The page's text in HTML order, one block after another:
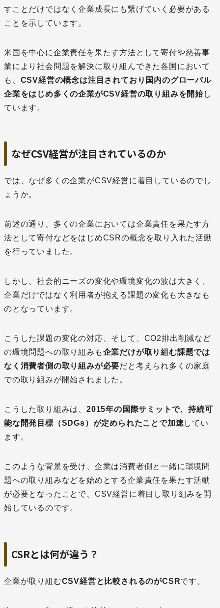
すことだけではなく企業成長にも繋げていく必要がある
ことを示しています。
米国を中心に企業責任を果たす方法として寄付や慈善事
業により社会問題を解決に取り組んできた各国において
も、 CSV経営の概念は注目されており国内のグローバル
企業をはじめ多くの企業がCSV経営の取り組みを開始し
ています。
なぜCSV経営が注目されているのか
では、なぜ多くの企業がCSV経営に着目しているのでし
ょうか。
前述の通り、多くの企業においては企業責任を果たす方
法として寄付などをはじめCSRの概念を取り入れた活動
を行っていました。
しかし、社会的ニーズの変化や環境変化の波は大きく、
企業だけではなく利用者が抱える課題の変化も大きなも
のとなっています。
こうした課題の変化の対応、そして、CO2排出削減など
の環境問題への取り組みも企業だけが取り組む課題では
なく消費者側の取り組みが必要だと考えられ多くの家庭
での取り組みが開始されました。
こうした取り組みは、 2015年の国際サミットで、持続可
能な開発目標（SDGs）が定められたことで加速 してい
ます。
このような背景を受け、企業は消費者側と一緒に環境問
題への取り組みなどを始めとする企業責任を果たす活動
が必要となったことで、CSV経営に着目し取り組みを開
始しているのです。
CSRとは何が違う？
企業が取り組むCSV経営と比較されるのがCSRです。